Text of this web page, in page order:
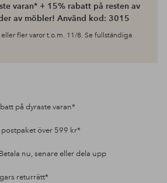
varan* + 15% rabatt på resten av
av möbler! Använd kod: 3015
fler varor t.o.m. 11/8. Se fullständiga
på dyraste varan*
över 599 kr*
nu, senare eller dela upp
returrätt*